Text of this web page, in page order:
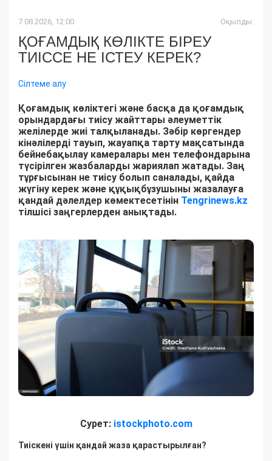
7.08.2026, 12:00 Оқылды:
ҚОҒАМДЫҚ КӨЛІКТЕ БІРЕУ
ТИІССЕ НЕ ІСТЕУ КЕРЕК?
Сілтеме алу
Қоғамдық көліктегі және басқа да қоғамдық
орындардағы тиісу жайттары әлеуметтік
желілерде жиі талқыланады. Зәбір көргендер
кінәлілерді тауып, жауапқа тарту мақсатында
бейнебақылау камералары мен телефондарына
түсірілген жазбаларды жариялап жатады. Заң
тұрғысынан не тиісу болып саналады, қайда
жүгіну керек және құқықбұзушыны жазалауға
қандай дәлелдер көмектесетінін Tengrinews.kz
тілшісі заңгерлерден анықтады.
Сурет: istockphoto.com
Тиіскені үшін қандай жаза қарастырылған?